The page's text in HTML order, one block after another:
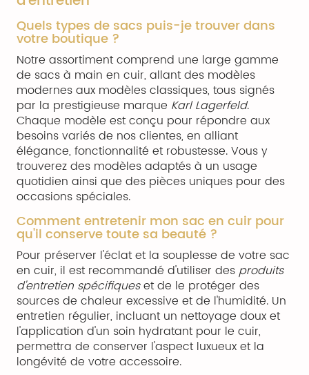
Quels types de sacs puis-je trouver dans
votre boutique ?
Notre assortiment comprend une large gamme
de sacs à main en cuir, allant des modèles
modernes aux modèles classiques, tous signés
par la prestigieuse marque Karl Lagerfeld.
Chaque modèle est conçu pour répondre aux
besoins variés de nos clientes, en alliant
élégance, fonctionnalité et robustesse. Vous y
trouverez des modèles adaptés à un usage
quotidien ainsi que des pièces uniques pour des
occasions spéciales.
Comment entretenir mon sac en cuir pour
qu'il conserve toute sa beauté ?
Pour préserver l'éclat et la souplesse de votre sac
en cuir, il est recommandé d'utiliser desproduits
d'entretien spécifiqueset de le protéger des
sources de chaleur excessive et de l'humidité. Un
entretien régulier, incluant un nettoyage doux et
l'application d'un soin hydratant pour le cuir,
permettra de conserver l'aspect luxueux et la
longévité de votre accessoire.